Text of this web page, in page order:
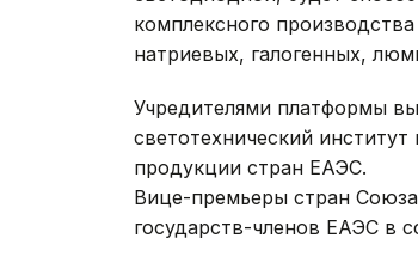
комплексного
натриевых, галогенных,
Учредителями платформы
светотехнический
продукции стран ЕАЭС.
Вице-премьеры стран
государств-членов ЕАЭС в